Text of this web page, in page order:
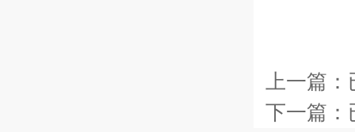
上一篇：
下一篇：